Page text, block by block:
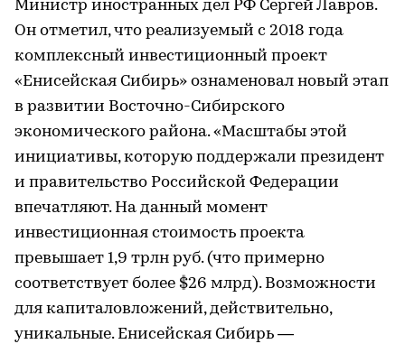
Министр иностранных дел РФ Сергей Лавров.
Он отметил, что реализуемый с 2018 года
комплексный инвестиционный проект
«Енисейская Сибирь» ознаменовал новый этап
в развитии Восточно-Сибирского
экономического района. «Масштабы этой
инициативы, которую поддержали президент
и правительство Российской Федерации
впечатляют. На данный момент
инвестиционная стоимость проекта
превышает 1,9 трлн руб. (что примерно
соответствует более $26 млрд). Возможности
для капиталовложений, действительно,
уникальные. Енисейская Сибирь —